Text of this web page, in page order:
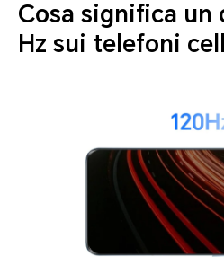
Cosa significa un
Hz sui telefoni